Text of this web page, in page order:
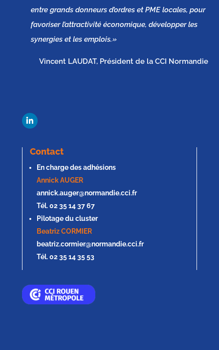
entre grands donneurs d’ordres et PME locales, pour
favoriser l’attractivité économique, développer les
synergies et les emplois. »
Vincent LAUDAT, Président de la CCI Normandie
Contact
En charge des adhésions
Annick AUGER
annick.auger@normandie.cci.fr
Tél. 02 35 14 37 67
Pilotage du cluster
Beatriz CORMIER
beatriz.cormier@normandie.cci.fr
Tél. 02 35 14 35 53